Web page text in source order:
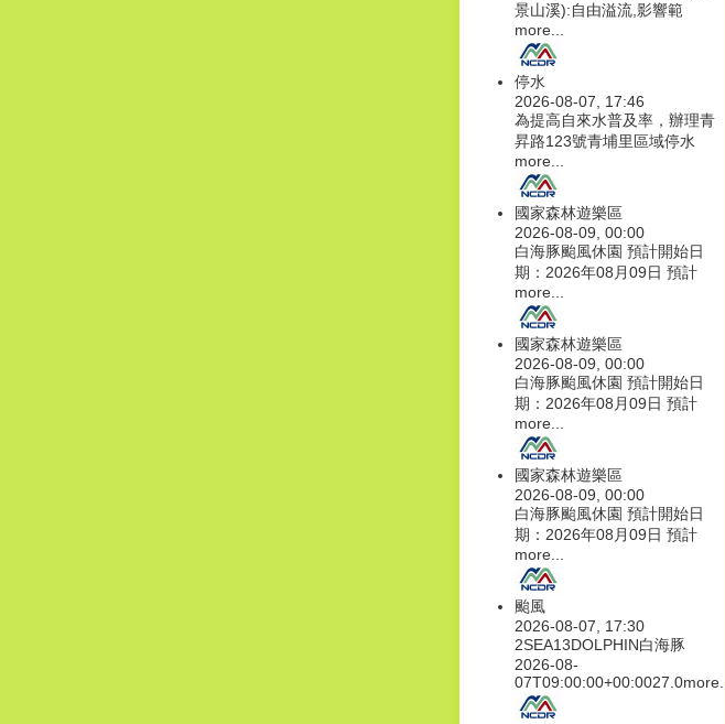
景山溪):自由溢流,影響範
more...
停水
2026-08-07, 17:46
為提高自來水普及率，辦理青
昇路123號青埔里區域停水
more...
國家森林遊樂區
2026-08-09, 00:00
白海豚颱風休園 預計開始日
期：2026年08月09日 預計
more...
國家森林遊樂區
2026-08-09, 00:00
白海豚颱風休園 預計開始日
期：2026年08月09日 預計
more...
國家森林遊樂區
2026-08-09, 00:00
白海豚颱風休園 預計開始日
期：2026年08月09日 預計
more...
颱風
2026-08-07, 17:30
2SEA13DOLPHIN白海豚
2026-08-
07T09:00:00+00:0027.0more...